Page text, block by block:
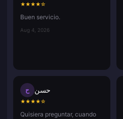
★★★★☆
Buen servicio.
Aug 4, 2026
ح حسن
★★★★☆
Quisiera preguntar, cuando